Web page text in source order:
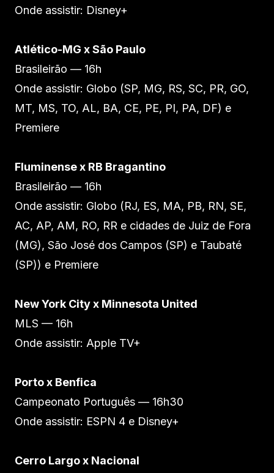
Onde assistir: Disney+
Atlético-MG x São Paulo
Brasileirão — 16h
Onde assistir: Globo (SP, MG, RS, SC, PR, GO,
MT, MS, TO, AL, BA, CE, PE, PI, PA, DF) e
Premiere
Fluminense x RB Bragantino
Brasileirão — 16h
Onde assistir: Globo (RJ, ES, MA, PB, RN, SE,
AC, AP, AM, RO, RR e cidades de Juiz de Fora
(MG), São José dos Campos (SP) e Taubaté
(SP)) e Premiere
New York City x Minnesota United
MLS — 16h
Onde assistir: Apple TV+
Porto x Benfica
Campeonato Português — 16h30
Onde assistir: ESPN 4 e Disney+
Cerro Largo x Nacional